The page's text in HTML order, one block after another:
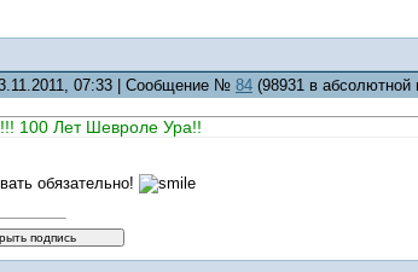
07:33 | Сообщение № 84 (98931 в абсолютной
100 Лет Шевроле Ура!!
обязательно!